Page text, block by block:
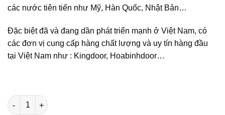
các nước tiên tiến như Mỹ, Hàn Quốc, Nhật Bản…
Đặc biệt đã và đang dần phát triển mạnh ở Việt Nam, có
các đơn vị cung cấp hàng chất lượng và uy tín hàng đầu
tại Việt Nam như : Kingdoor, Hoabinhdoor…
CỬA GỖ CÔNG NGHIỆP HDF KD.4A-C14 số lượng